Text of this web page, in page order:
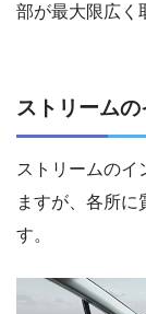
部が最大限広く
ストリーム
ストリームのイ
ますが、各所に
す。